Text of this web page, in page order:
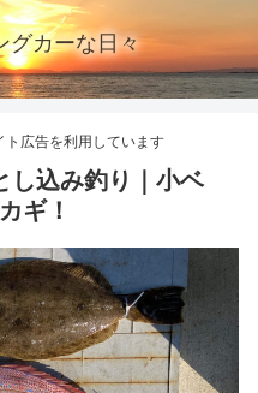
グカーな日々
広告を利用しています
し込み釣り｜小ベ
ギ！